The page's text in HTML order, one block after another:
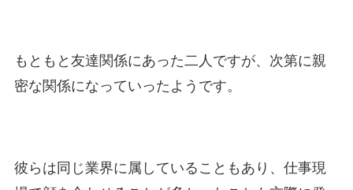
もともと友達関係にあった二人ですが、次第に親
密な関係になっていったようです。
彼らは同じ業界に属していることもあり、仕事現